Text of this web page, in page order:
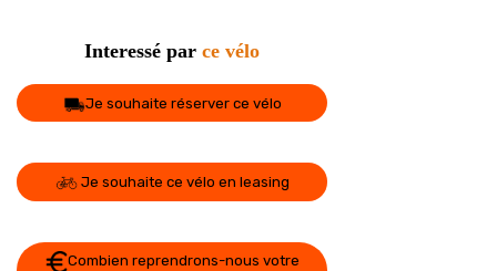
Interessé par ce vélo
Je souhaite réserver ce vélo
Je souhaite ce vélo en leasing
Combien reprendrons-nous votre